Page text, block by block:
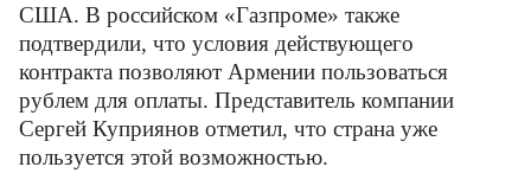
США. В российском «Газпроме» также
подтвердили, что условия действующего
контракта позволяют Армении пользоваться
рублем для оплаты. Представитель компании
Сергей Куприянов отметил, что страна уже
пользуется этой возможностью.